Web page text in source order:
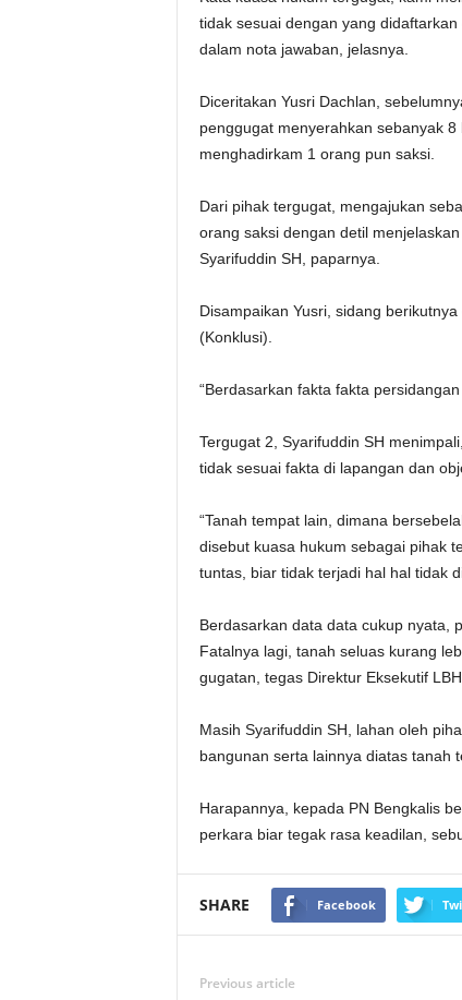
tidak sesuai dengan yang
dalam nota jawaban, jelasnya.
Diceritakan Yusri Dachlan,
penggugat menyerahkan sebanyak
menghadirkam 1 orang pun saksi.
Dari pihak tergugat, mengajukan
orang saksi dengan detil
Syarifuddin SH, paparnya.
Disampaikan Yusri, sidang
(Konklusi).
“Berdasarkan fakta fakta
Tergugat 2, Syarifuddin SH
tidak sesuai fakta di lapangan dan
“Tanah tempat lain, dimana
disebut kuasa hukum sebagai pihak
tuntas, biar tidak terjadi hal hal tidak
Berdasarkan data data cukup nyata,
Fatalnya lagi, tanah seluas kurang
gugatan, tegas Direktur Eksekutif
Masih Syarifuddin SH, lahan oleh
bangunan serta lainnya diatas tanah
Harapannya, kepada PN Bengkalis
perkara biar tegak rasa keadilan,
SHARE Facebook
Previous article